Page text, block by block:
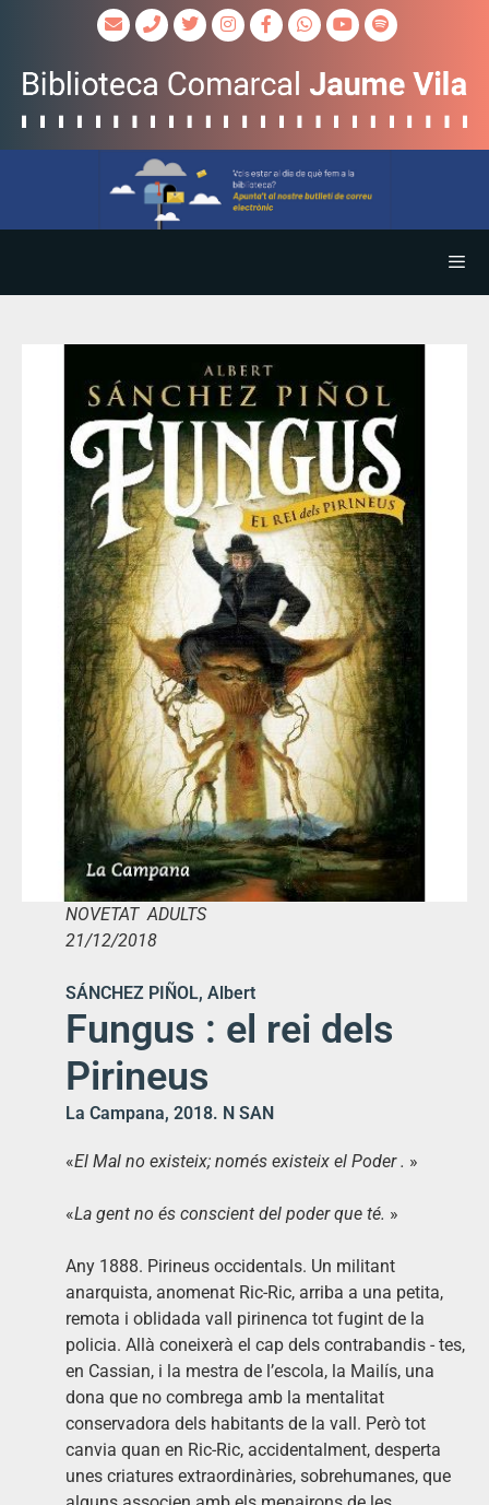
NOVETAT ADULTS
21/12/2018
SÁNCHEZ PIÑOL, Albert
Fungus : el rei dels
Pirineus
La Campana, 2018. N SAN
«El Mal no existeix; només existeix el Poder . »
«La gent no és conscient del poder que té. »
Any 1888. Pirineus occidentals. Un militant
anarquista, anomenat Ric-Ric, arriba a una petita,
remota i oblidada vall pirinenca tot fugint de la
policia. Allà coneixerà el cap dels contrabandis - tes,
en Cassian, i la mestra de l’escola, la Mailís, una
dona que no combrega amb la mentalitat
conservadora dels habitants de la vall. Però tot
canvia quan en Ric-Ric, accidentalment, desperta
unes criatures extraordinàries, sobrehumanes, que